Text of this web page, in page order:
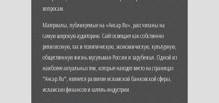
вопросам.
Материалы, публикуемые на «Ансар.Ru», рассчитаны на
самую широкую аудиторию. Сайт освещает как собственно
религиозную, так и политическую, экономическую, культурную,
общественную жизнь мусульман России и зарубежья. Одной из
наиболее актуальных тем, которые находят место на страницах
"Ансар.Ru", является развитие исламской банковской сферы,
исламских финансов и халяль-индустрии.